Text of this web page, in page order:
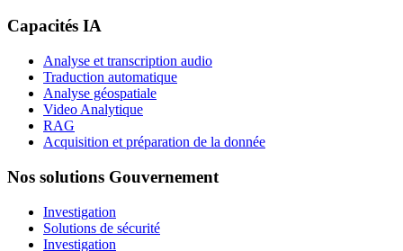
Capacités IA
Analyse et transcription audio
Traduction automatique
Analyse géospatiale
Video Analytique
RAG
Acquisition et préparation de la donnée
Nos solutions Gouvernement
Investigation
Solutions de sécurité
Investigation